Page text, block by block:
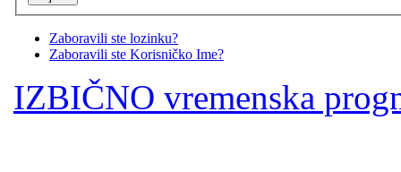
Zaboravili ste lozinku?
Zaboravili ste Korisničko Ime?
IZBIČNO vremenska